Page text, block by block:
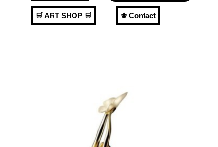
🛒 ART SHOP 🛒 ✬ Contact